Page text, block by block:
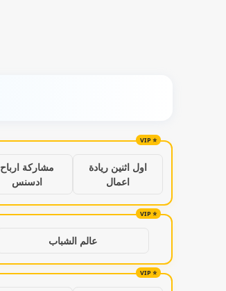
اول اثنين ريادة
اعمال
مشاركة ارباح
ادسنس
عالم الشباب